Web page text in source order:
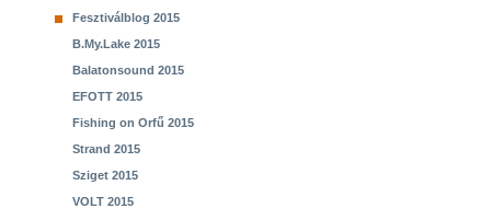
Fesztiválblog 2015
B.My.Lake 2015
Balatonsound 2015
EFOTT 2015
Fishing on Orfű 2015
Strand 2015
Sziget 2015
VOLT 2015